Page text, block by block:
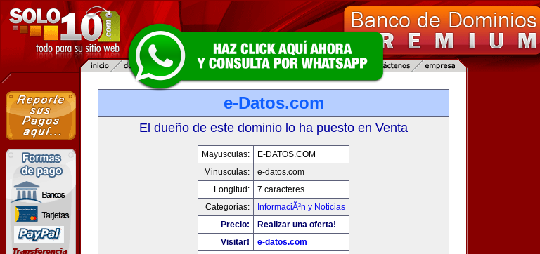
e-Datos.com
El dueño de este dominio lo ha puesto en Venta
Mayusculas:
E-DATOS.COM
Minusculas:
e-datos.com
Longitud:
7 caracteres
Categorias:
InformaciÃ³n y Noticias
Precio:
Realizar una oferta!
Visitar!
e-datos.com